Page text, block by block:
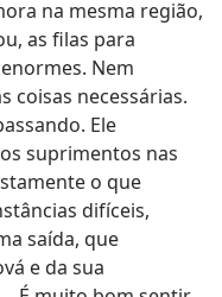
na mesma região,
as filas para
Nem
coisas necessárias.
Ele
suprimentos nas
o que
difíceis,
saída, que
e da sua